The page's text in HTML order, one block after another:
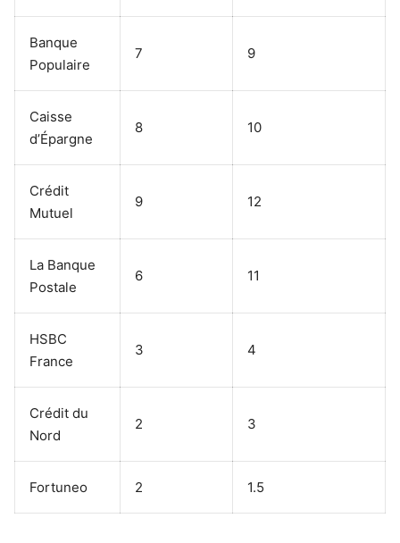
Banque
Populaire
7 9
Caisse
d’Épargne
8 10
Crédit
Mutuel
9 12
La Banque
Postale
6 11
HSBC
France
3 4
Crédit du
Nord
2 3
Fortuneo 2 1.5